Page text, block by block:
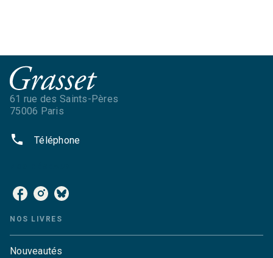
61 rue des Saints-Pères
75006 Paris
phone Téléphone
NOS LIVRES
Nouveautés